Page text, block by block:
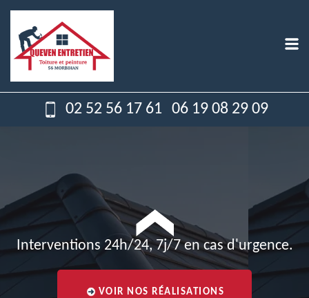
02 52 56 17 61 06 19 08 29 09
Interventions 24h/24, 7j/7 en cas d'urgence.
VOIR NOS RÉALISATIONS